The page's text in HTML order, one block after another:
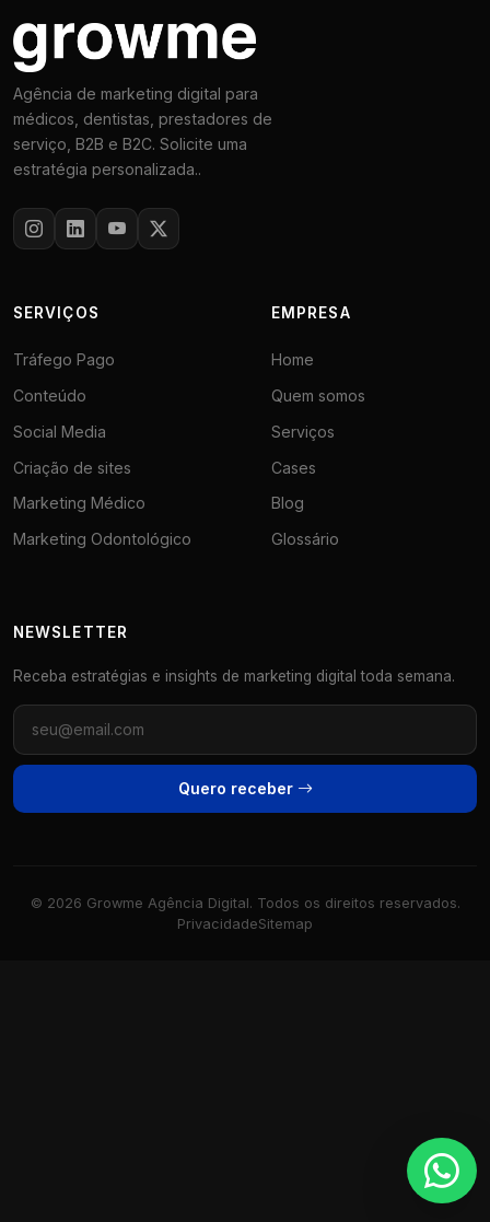
Agência de marketing digital para
médicos, dentistas, prestadores de
serviço, B2B e B2C. Solicite uma
estratégia personalizada..
SERVIÇOS
Tráfego Pago
Conteúdo
Social Media
Criação de sites
Marketing Médico
Marketing Odontológico
EMPRESA
Home
Quem somos
Serviços
Cases
Blog
Glossário
NEWSLETTER
Receba estratégias e insights de marketing digital toda semana.
Quero receber
© 2026 Growme Agência Digital. Todos os direitos reservados.
PrivacidadeSitemap